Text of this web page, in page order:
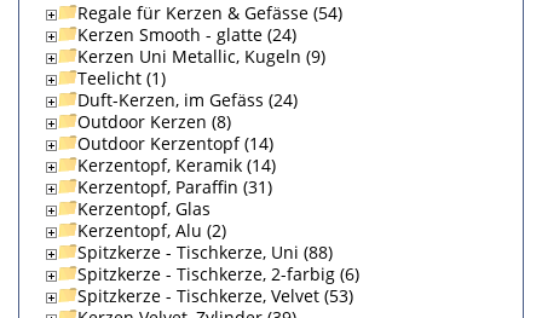
Regale für Kerzen & Gefässe (54)
Kerzen Smooth - glatte (24)
Kerzen Uni Metallic, Kugeln (9)
Teelicht (1)
Duft-Kerzen, im Gefäss (24)
Outdoor Kerzen (8)
Outdoor Kerzentopf (14)
Kerzentopf, Keramik (14)
Kerzentopf, Paraffin (31)
Kerzentopf, Glas
Kerzentopf, Alu (2)
Spitzkerze - Tischkerze, Uni (88)
Spitzkerze - Tischkerze, 2-farbig (6)
Spitzkerze - Tischkerze, Velvet (53)